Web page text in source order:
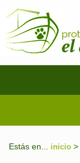
Estás en... inicio >